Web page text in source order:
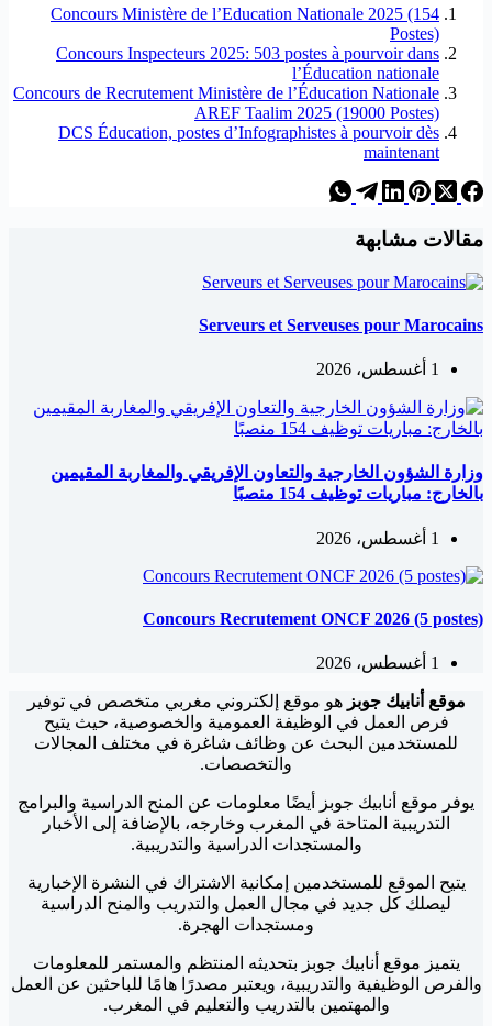
Concours Ministère de l’Education Nationale 2025 (154
Postes)
Concours Inspecteurs 2025: 503 postes à pourvoir dans
l’Éducation nationale
Concours de Recrutement Ministère de l’Éducation Nationale
AREF Taalim 2025 (19000 Postes)
DCS Éducation, postes d’Infographistes à pourvoir dès
maintenant
مقالات مشابهة
Serveurs et Serveuses pour Marocains
1 أغسطس، 2026
وزارة الشؤون الخارجية والتعاون الإفريقي والمغاربة المقيمين
بالخارج: مباريات توظيف 154 منصبًا
1 أغسطس، 2026
Concours Recrutement ONCF 2026 (5 postes)
1 أغسطس، 2026
موقع أنابيك جوبزهو موقع إلكتروني مغربي متخصص في توفير
فرص العمل في الوظيفة العمومية والخصوصية، حيث يتيح
للمستخدمين البحث عن وظائف شاغرة في مختلف المجالات
والتخصصات.
يوفر موقع أنابيك جوبز أيضًا معلومات عن المنح الدراسية والبرامج
التدريبية المتاحة في المغرب وخارجه، بالإضافة إلى الأخبار
والمستجدات الدراسية والتدريبية.
يتيح الموقع للمستخدمين إمكانية الاشتراك في النشرة الإخبارية
ليصلك كل جديد في مجال العمل والتدريب والمنح الدراسية
ومستجدات الهجرة.
يتميز موقع أنابيك جوبز بتحديثه المنتظم والمستمر للمعلومات
والفرص الوظيفية والتدريبية، ويعتبر مصدرًا هامًا للباحثين عن العمل
والمهتمين بالتدريب والتعليم في المغرب.